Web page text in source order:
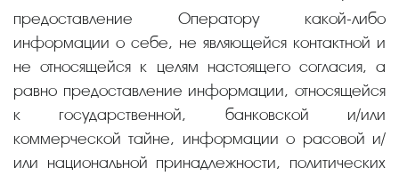
предоставление Оператору какой-либо
информации о себе, не являющейся контактной и
не относящейся к целям настоящего согласия, а
равно предоставление информации, относящейся
к государственной, банковской и/или
коммерческой тайне, информации о расовой и/
или национальной принадлежности, политических